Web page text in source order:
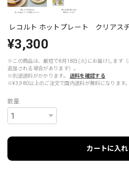
レコルト ホットプレート クリアス
¥3,300
※この商品は、最短で8月18日(火)にお届けします（
追加される場合があります）。
※別途送料がかかります。
送料を確認する
※¥3,980以上のご注文で国内送料が無料になります。
数量
カートに入れ